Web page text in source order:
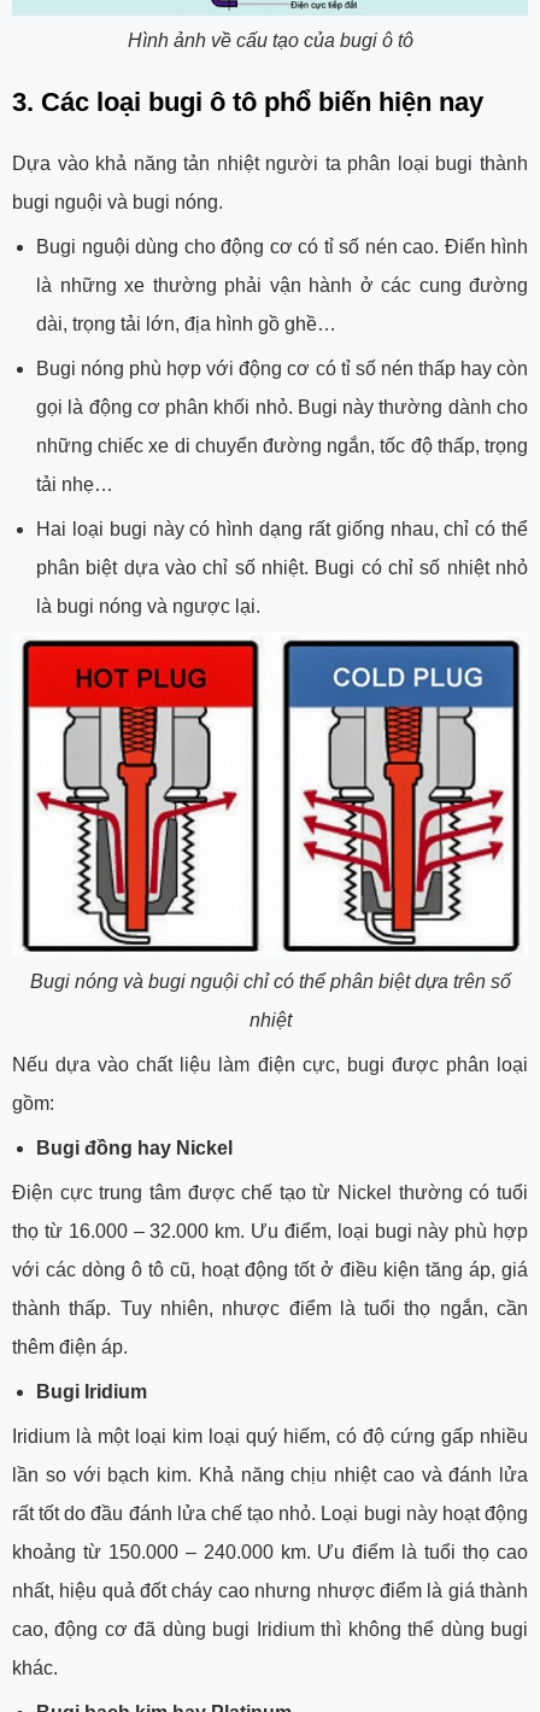
Hình ảnh về cấu tạo của bugi ô tô
3. Các loại bugi ô tô phổ biến hiện nay
Dựa vào khả năng tản nhiệt người ta phân loại bugi thành
bugi nguội và bugi nóng.
Bugi nguội dùng cho động cơ có tỉ số nén cao. Điển hình
là những xe thường phải vận hành ở các cung đường
dài, trọng tải lớn, địa hình gồ ghề…
Bugi nóng phù hợp với động cơ có tỉ số nén thấp hay còn
gọi là động cơ phân khối nhỏ. Bugi này thường dành cho
những chiếc xe di chuyển đường ngắn, tốc độ thấp, trọng
tải nhẹ…
Hai loại bugi này có hình dạng rất giống nhau, chỉ có thể
phân biệt dựa vào chỉ số nhiệt. Bugi có chỉ số nhiệt nhỏ
là bugi nóng và ngược lại.
Bugi nóng và bugi nguội chỉ có thể phân biệt dựa trên số
nhiệt
Nếu dựa vào chất liệu làm điện cực, bugi được phân loại
gồm:
Bugi đồng hay Nickel
Điện cực trung tâm được chế tạo từ Nickel thường có tuổi
thọ từ 16.000 – 32.000 km. Ưu điểm, loại bugi này phù hợp
với các dòng ô tô cũ, hoạt động tốt ở điều kiện tăng áp, giá
thành thấp. Tuy nhiên, nhược điểm là tuổi thọ ngắn, cần
thêm điện áp.
Bugi Iridium
Iridium là một loại kim loại quý hiếm, có độ cứng gấp nhiều
lần so với bạch kim. Khả năng chịu nhiệt cao và đánh lửa
rất tốt do đầu đánh lửa chế tạo nhỏ. Loại bugi này hoạt động
khoảng từ 150.000 – 240.000 km. Ưu điểm là tuổi thọ cao
nhất, hiệu quả đốt cháy cao nhưng nhược điểm là giá thành
cao, động cơ đã dùng bugi Iridium thì không thể dùng bugi
khác.